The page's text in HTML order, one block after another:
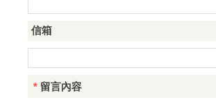
信箱
* 留言內容